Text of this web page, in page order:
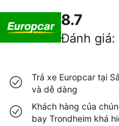
8.7
Đánh giá:
Trả xe Europcar tại
và dễ dàng
Khách hàng của
bay Trondheim khá